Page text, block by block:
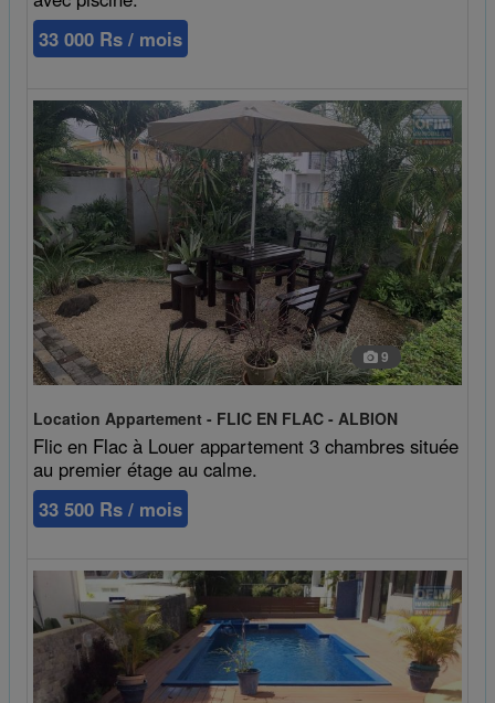
33 000 Rs / mois
9
Location Appartement - FLIC EN FLAC - ALBION
Flic en Flac à Louer appartement 3 chambres située
au premier étage au calme.
33 500 Rs / mois